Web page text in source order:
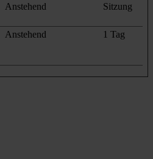
Anstehend Sitzung
Anstehend 1 Tag